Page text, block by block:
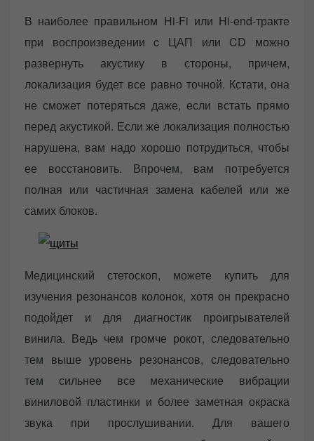
В наиболее правильном Hi-Fi или Hi-end-тракте
при воспроизведении c ЦАП или CD можно
развернуть акустику в стороны, причем,
локализация будет все равно точной. Кстати, она
не сможет потеряться даже, если встать прямо
перед акустикой. Если же локализация полностью
нарушена, вам надо хорошо потрудиться, чтобы
ее восстановить. Впрочем, вам потребуется
полная или частичная замена кабелей или же
самих блоков.
Медицинский стетоскоп, можете купить для
изучения резонансов колонок, хотя он прекрасно
подойдет и для диагностик проигрывателей
винила. Ведь чем громче рокот, следовательно
тем выше уровень резонансов, следовательно
тем сильнее все механические вибрации
виниловой пластинки и более заметная окраска
звука при прослушивании. Для вашего